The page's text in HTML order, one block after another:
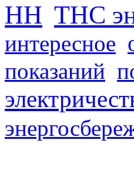
НН ТНС
интересное
показаний